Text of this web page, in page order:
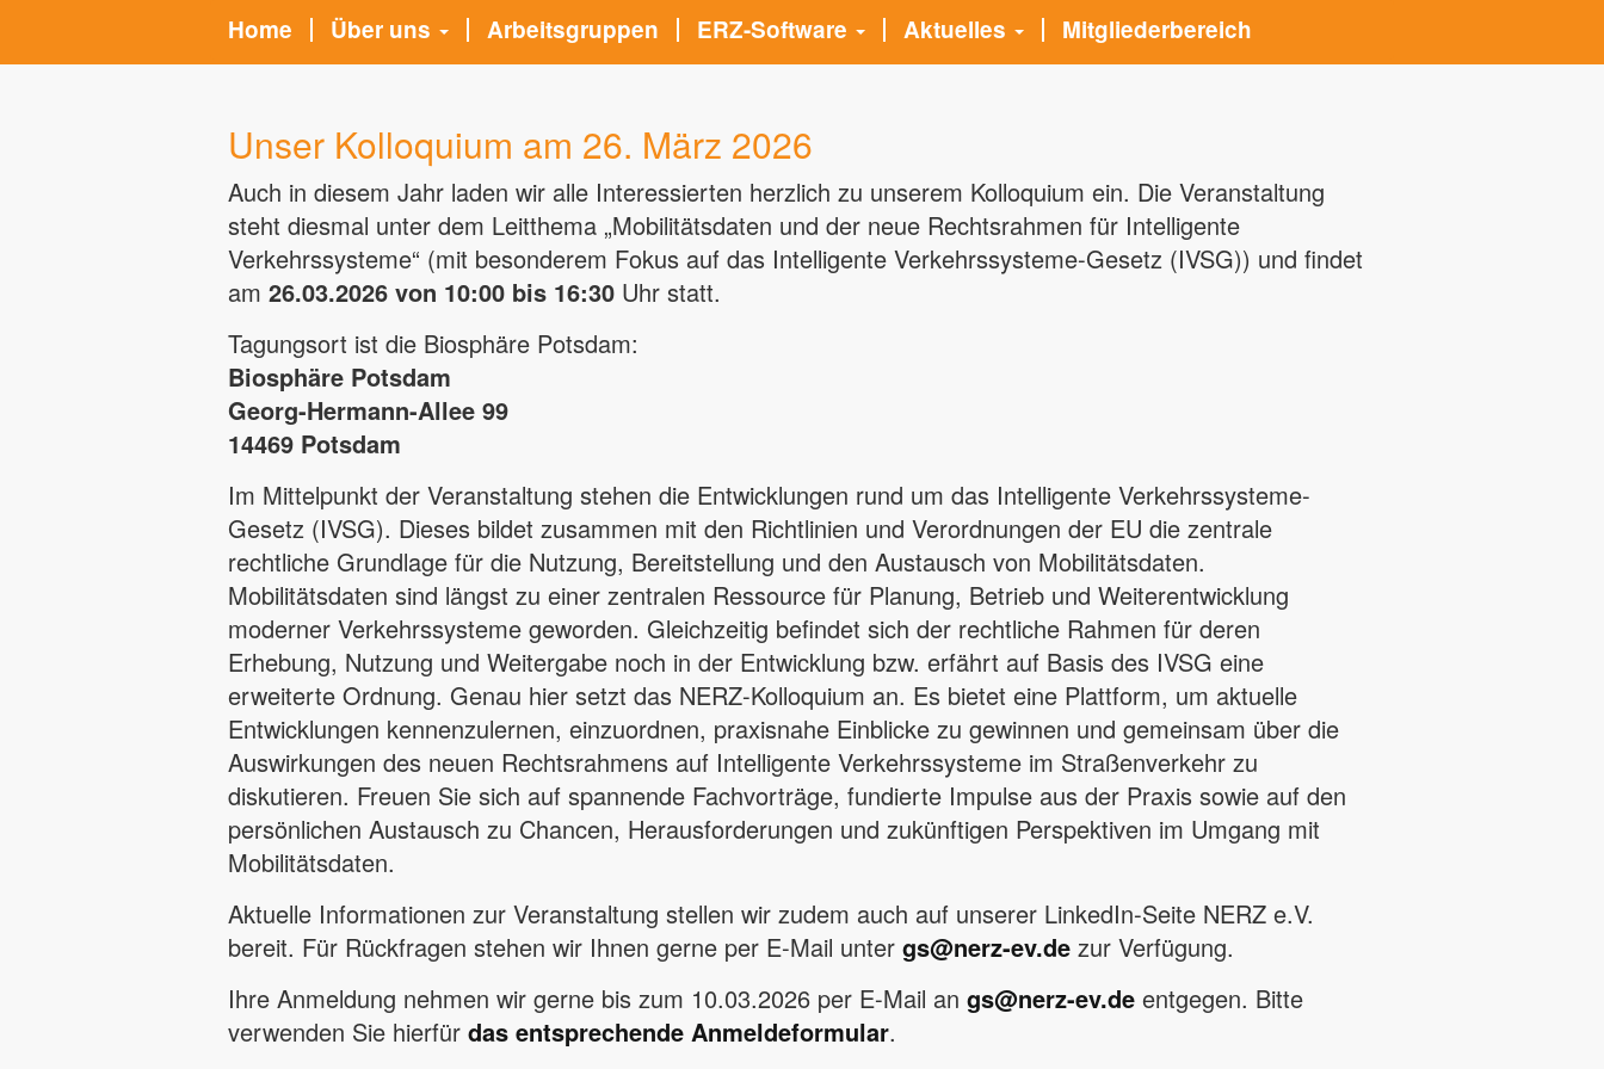
Home Über uns Arbeitsgruppen ERZ-Software Aktuelles Mitgliederbereich
Unser Kolloquium am 26. März 2026
Auch in diesem Jahr laden wir alle Interessierten herzlich zu unserem Kolloquium ein. Die Veranstaltung
steht diesmal unter dem Leitthema „Mobilitätsdaten und der neue Rechtsrahmen für Intelligente
Verkehrssysteme“ (mit besonderem Fokus auf das Intelligente Verkehrssysteme-Gesetz (IVSG)) und findet
am 26.03.2026 von 10:00 bis 16:30 Uhr statt.
Tagungsort ist die Biosphäre Potsdam:
Biosphäre Potsdam
Georg-Hermann-Allee 99
14469 Potsdam
Im Mittelpunkt der Veranstaltung stehen die Entwicklungen rund um das Intelligente Verkehrssysteme-
Gesetz (IVSG). Dieses bildet zusammen mit den Richtlinien und Verordnungen der EU die zentrale
rechtliche Grundlage für die Nutzung, Bereitstellung und den Austausch von Mobilitätsdaten.
Mobilitätsdaten sind längst zu einer zentralen Ressource für Planung, Betrieb und Weiterentwicklung
moderner Verkehrssysteme geworden. Gleichzeitig befindet sich der rechtliche Rahmen für deren
Erhebung, Nutzung und Weitergabe noch in der Entwicklung bzw. erfährt auf Basis des IVSG eine
erweiterte Ordnung. Genau hier setzt das NERZ-Kolloquium an. Es bietet eine Plattform, um aktuelle
Entwicklungen kennenzulernen, einzuordnen, praxisnahe Einblicke zu gewinnen und gemeinsam über die
Auswirkungen des neuen Rechtsrahmens auf Intelligente Verkehrssysteme im Straßenverkehr zu
diskutieren. Freuen Sie sich auf spannende Fachvorträge, fundierte Impulse aus der Praxis sowie auf den
persönlichen Austausch zu Chancen, Herausforderungen und zukünftigen Perspektiven im Umgang mit
Mobilitätsdaten.
Aktuelle Informationen zur Veranstaltung stellen wir zudem auch auf unserer LinkedIn-Seite NERZ e.V.
bereit. Für Rückfragen stehen wir Ihnen gerne per E-Mail unter gs@nerz-ev.de zur Verfügung.
Ihre Anmeldung nehmen wir gerne bis zum 10.03.2026 per E-Mail an gs@nerz-ev.de entgegen. Bitte
verwenden Sie hierfür das entsprechende Anmeldeformular.